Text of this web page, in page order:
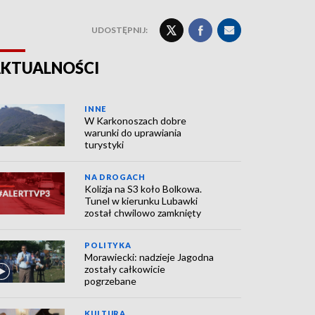
UDOSTĘPNIJ:
INNE
W Karkonoszach dobre
warunki do uprawiania
turystyki
NA DROGACH
Kolizja na S3 koło Bolkowa.
Tunel w kierunku Lubawki
został chwilowo zamknięty
POLITYKA
Morawiecki: nadzieje Jagodna
zostały całkowicie
pogrzebane